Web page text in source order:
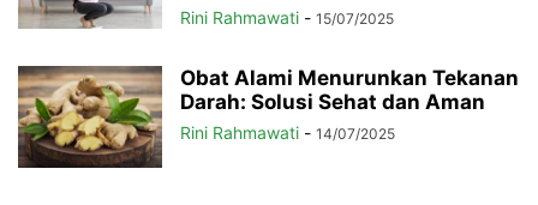
Rini Rahmawati - 15/07/2025
Obat Alami Menurunkan Tekanan
Darah: Solusi Sehat dan Aman
Rini Rahmawati - 14/07/2025